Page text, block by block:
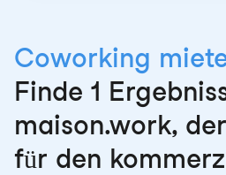
Coworking
Finde 1
maison.work,
für den